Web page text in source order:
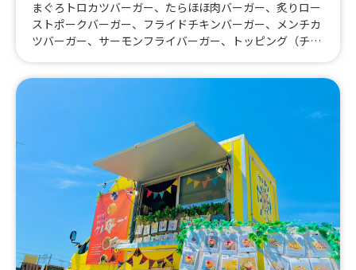
まぐろトロカツバーガー、たらほほ肉バーガー、炙りロー
ストポークバーガー、フライドチキンバーガー、メンチカ
ツバーガー、サーモンフライバーガー、トッピング（チー
ス、チキン＆チップス、サーモンフライ弁当、チュロス、
ール500ml、ビール350ml、酎ハイ、ハイボール、ソフト
ドリンク、ホットコーヒー、ホットココア、ほっとワイ
ン、ホットゆず茶、フラッペショコラミルク、フラッペイ
チゴミルク、フラッペマンゴーミルク、いちごソーダ、マ
ンゴーソーダ、まぐろトロカツ弁当、ミックスフライ弁
当、炙りローストポーク丼、炙りチーズローストポーク
丼、鶏もも唐揚げ弁当、メンチカツ弁当、豚生姜焼き丼、
まぐろネギトロ丼、ごはん大盛り、その他、かき氷